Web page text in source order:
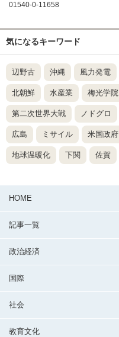
01540-0-11658
気になるキーワード
辺野古 沖縄 風力発電
北朝鮮 水産業 梅光学院
第二次世界大戦 ノドグロ
広島 ミサイル 米国政府
地球温暖化 下関 佐賀
HOME
記事一覧
政治経済
国際
社会
教育文化